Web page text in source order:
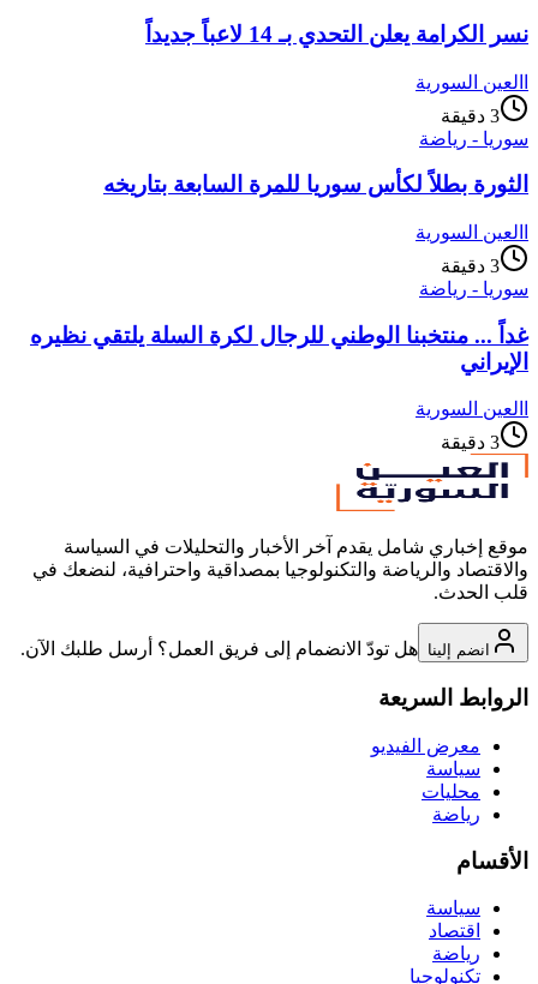
نسر الكرامة يعلن التحدي بـ 14 لاعباً جديداً
العين السورية
3 دقيقة
سوريا - رياضة
الثورة بطلاً لكأس سوريا للمرة السابعة بتاريخه
العين السورية
3 دقيقة
سوريا - رياضة
غداً ... منتخبنا الوطني للرجال لكرة السلة يلتقي نظيره
الإيراني
العين السورية
3 دقيقة
موقع إخباري شامل يقدم آخر الأخبار والتحليلات في السياسة
والاقتصاد والرياضة والتكنولوجيا بمصداقية واحترافية، لنضعك في
قلب الحدث.
انضم إلينا هل تودّ الانضمام إلى فريق العمل؟ أرسل طلبك الآن.
الروابط السريعة
معرض الفيديو
سياسة
محليات
رياضة
الأقسام
سياسة
اقتصاد
رياضة
تكنولوجيا